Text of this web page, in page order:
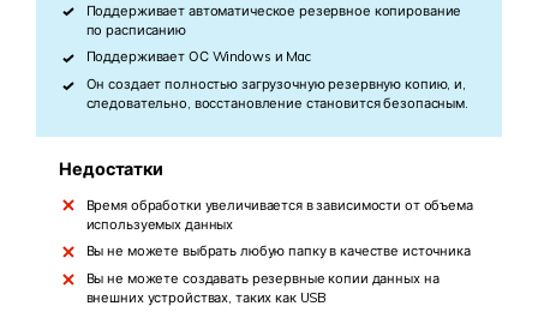
Поддерживает автоматическое резервное копирование
по расписанию
Поддерживает ОС Windows и Mac
Он создает полностью загрузочную резервную копию, и,
следовательно, восстановление становится безопасным.
Недостатки
Время обработки увеличивается в зависимости от объема
используемых данных
Вы не можете выбрать любую папку в качестве источника
Вы не можете создавать резервные копии данных на
внешних устройствах, таких как USB